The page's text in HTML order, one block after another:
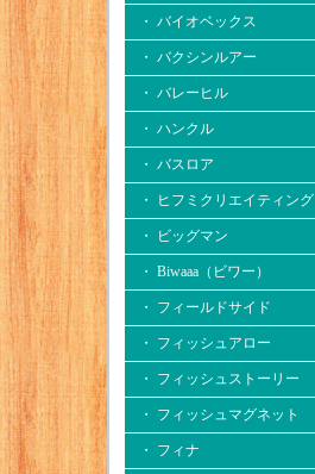
・ バイオベックス
・ バクシンルアー
・ バレーヒル
・ ハンクル
・ バスロア
・ ヒフミクリエイティング
・ ビッグマン
・ Biwaaa（ビワー）
・ フィールドサイド
・ フィッシュアロー
・ フィッシュストーリー
・ フィッシュマグネット
・ フィナ